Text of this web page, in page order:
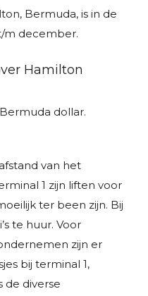
Bermuda, is in de
m december.
Hamilton
dollar.
van het
1 zijn liften voor
ter been zijn. Bij
te huur. Voor
zijn er
bij terminal 1,
de diverse